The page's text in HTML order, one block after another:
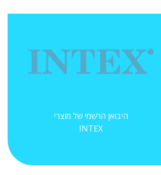
היבואן הרשמי של מוצרי
INTEX